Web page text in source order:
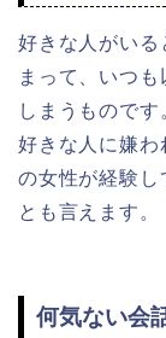
好きな人がいる
まって、いつ
しまうものです
好きな人に嫌わ
の女性が経験し
とも言えます。
何気ない会